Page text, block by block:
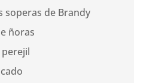
soperas de Brandy
ñoras